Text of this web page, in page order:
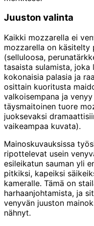
Juuston valinta
Kaikki mozzarella ei
mozzarella on käsitelty
(selluloosa,
tasaista sulamista, joka
kokonaisia palasia ja
osittain kuoritusta
valkoisempana ja
täysmaitoinen tuore
juoksevaksi
vaikeampaa kuvata).
Mainoskuvauksissa
ripottelevat usein
esileikatun sauman yli
pitkiksi, kapeiksi
kameralle. Tämä on
harhaanjohtamista, ja
venyvän juuston
nähnyt.